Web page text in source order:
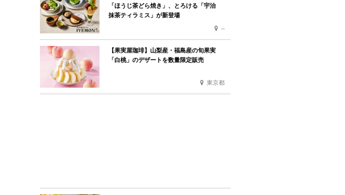
「ほうじ茶どら焼き」、とろける「宇治
抹茶ティラミス」が新登場
--
【果実屋珈琲】山梨産・福島産の旬果実
「白桃」のデザートを数量限定販売
東京都